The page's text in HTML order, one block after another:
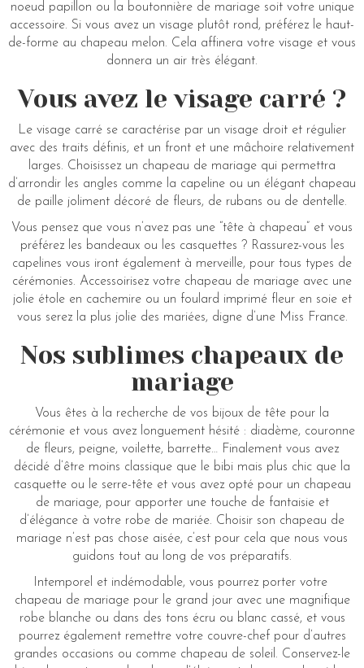
noeud papillon ou la boutonnière de mariage soit votre unique
accessoire. Si vous avez un visage plutôt rond, préférez le haut-
de-forme au chapeau melon. Cela affinera votre visage et vous
donnera un air très élégant.
Vous avez le visage carré ?
Le visage carré se caractérise par un visage droit et régulier
avec des traits définis, et un front et une mâchoire relativement
larges. Choisissez un chapeau de mariage qui permettra
d’arrondir les angles comme la capeline ou un élégant chapeau
de paille joliment décoré de fleurs, de rubans ou de dentelle.
Vous pensez que vous n’avez pas une “tête à chapeau” et vous
préférez les bandeaux ou les casquettes ? Rassurez-vous les
capelines vous iront également à merveille, pour tous types de
cérémonies. Accessoirisez votre chapeau de mariage avec une
jolie étole en cachemire ou un foulard imprimé fleur en soie et
vous serez la plus jolie des mariées, digne d’une Miss France.
Nos sublimes chapeaux de
mariage
Vous êtes à la recherche de vos bijoux de tête pour la
cérémonie et vous avez longuement hésité : diadème, couronne
de fleurs, peigne, voilette, barrette… Finalement vous avez
décidé d’être moins classique que le bibi mais plus chic que la
casquette ou le serre-tête et vous avez opté pour un chapeau
de mariage, pour apporter une touche de fantaisie et
d’élégance à votre robe de mariée. Choisir son chapeau de
mariage n’est pas chose aisée, c’est pour cela que nous vous
guidons tout au long de vos préparatifs.
Intemporel et indémodable, vous pourrez porter votre
chapeau de mariage pour le grand jour avec une magnifique
robe blanche ou dans des tons écru ou blanc cassé, et vous
pourrez également remettre votre couvre-chef pour d’autres
grandes occasions ou comme chapeau de soleil. Conservez-le